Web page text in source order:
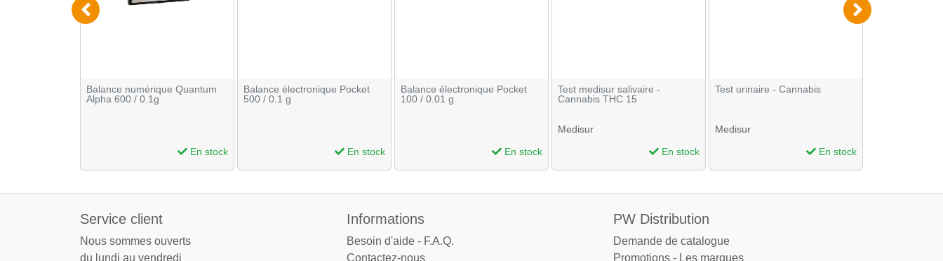
Balance numérique Quantum
Alpha 600 / 0.1g
En stock
Balance électronique Pocket
500 / 0.1 g
En stock
Balance électronique Pocket
100 / 0.01 g
En stock
Test medisur salivaire -
Cannabis THC 15
Medisur
En stock
Test urinaire - Cannabis
Medisur
En stock
Service client
Nous sommes ouverts
du lundi au vendredi
Informations
Besoin d'aide - F.A.Q.
Contactez-nous
PW Distribution
Demande de catalogue
Promotions - Les marques